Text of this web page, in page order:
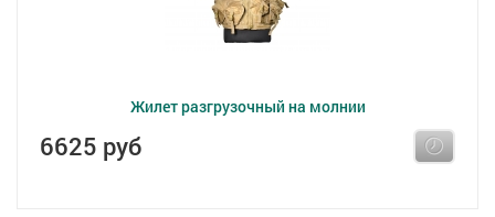
Жилет разгрузочный на молнии
6625 руб